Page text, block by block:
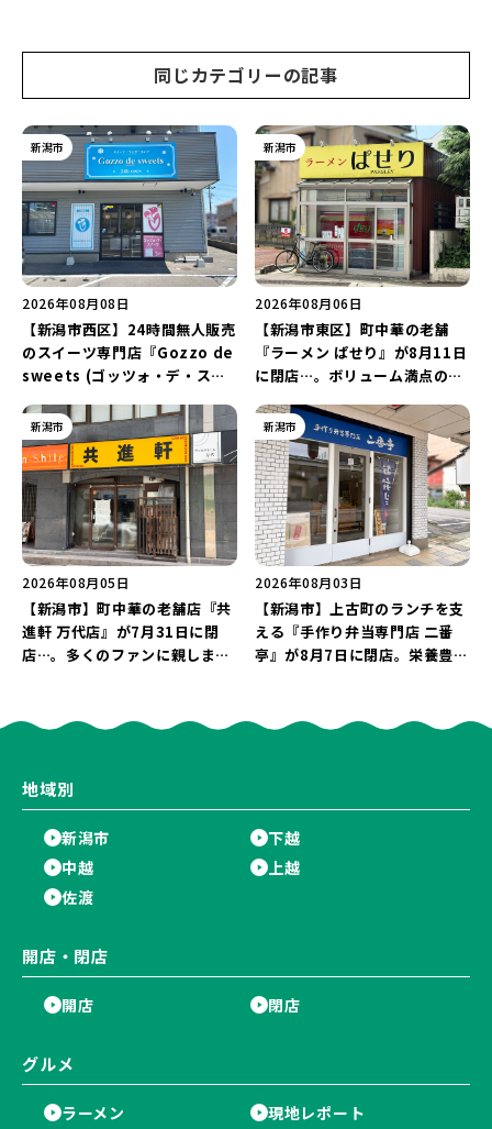
同じカテゴリーの記事
新潟市
2026年08月08日
【新潟市西区】24時間無人販売
のスイーツ専門店『Gozzo de
sweets (ゴッツォ・デ・スイ
店…。一部商品は姉妹店で販売
継続！
新潟市
2026年08月06日
【新潟市東区】町中華の老舗
『ラーメン ぱせり』が8月11日
に閉店…。ボリューム満点の名
新潟市
2026年08月05日
【新潟市】町中華の老舗店『共
進軒 万代店』が7月31日に閉
店…。多くのファンに親しまれ
新潟市
2026年08月03日
【新潟市】上古町のランチを支
える『手作り弁当専門店 二番
亭』が8月7日に閉店。栄養豊富
地域別
新潟市
下越
中越
上越
佐渡
開店・閉店
開店 閉店
グルメ
ラーメン
現地レポート